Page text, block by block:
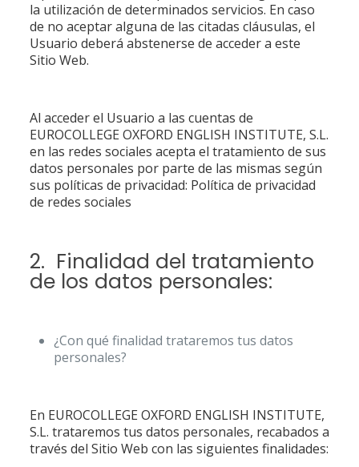
la utilización de determinados servicios. En caso
de no aceptar alguna de las citadas cláusulas, el
Usuario deberá abstenerse de acceder a este
Sitio Web.
Al acceder el Usuario a las cuentas de
EUROCOLLEGE OXFORD ENGLISH INSTITUTE, S.L.
en las redes sociales acepta el tratamiento de sus
datos personales por parte de las mismas según
sus políticas de privacidad: Política de privacidad
de redes sociales
2. Finalidad del tratamiento
de los datos personales:
¿Con qué finalidad trataremos tus datos
personales?
En EUROCOLLEGE OXFORD ENGLISH INSTITUTE,
S.L. trataremos tus datos personales, recabados a
través del Sitio Web con las siguientes finalidades: